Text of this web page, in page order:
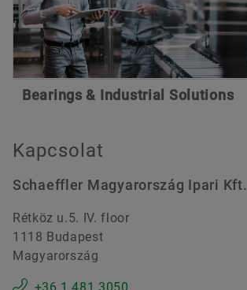
Bearings & Industrial Solutions
Kapcsolat
Schaeffler Magyarország Ipari Kft.
Rétköz u.5. IV. floor
1118 Budapest
Magyarország